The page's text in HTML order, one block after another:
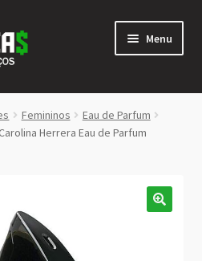
Menu
Femininos
Eau de Parfum
Herrera Eau de Parfum